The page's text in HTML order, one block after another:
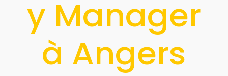
y Manager
à Angers